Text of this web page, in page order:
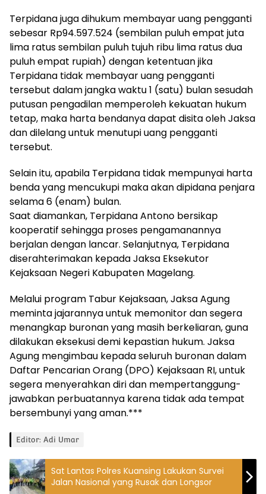
Terpidana juga dihukum membayar uang pengganti
sebesar Rp94.597.524 (sembilan puluh empat juta
lima ratus sembilan puluh tujuh ribu lima ratus dua
puluh empat rupiah) dengan ketentuan jika
Terpidana tidak membayar uang pengganti
tersebut dalam jangka waktu 1 (satu) bulan sesudah
putusan pengadilan memperoleh kekuatan hukum
tetap, maka harta bendanya dapat disita oleh Jaksa
dan dilelang untuk menutupi uang pengganti
tersebut.
Selain itu, apabila Terpidana tidak mempunyai harta
benda yang mencukupi maka akan dipidana penjara
selama 6 (enam) bulan.
Saat diamankan, Terpidana Antono bersikap
kooperatif sehingga proses pengamanannya
berjalan dengan lancar. Selanjutnya, Terpidana
diserahterimakan kepada Jaksa Eksekutor
Kejaksaan Negeri Kabupaten Magelang.
Melalui program Tabur Kejaksaan, Jaksa Agung
meminta jajarannya untuk memonitor dan segera
menangkap buronan yang masih berkeliaran, guna
dilakukan eksekusi demi kepastian hukum. Jaksa
Agung mengimbau kepada seluruh buronan dalam
Daftar Pencarian Orang (DPO) Kejaksaan RI, untuk
segera menyerahkan diri dan mempertanggung-
jawabkan perbuatannya karena tidak ada tempat
bersembunyi yang aman.***
Editor: Adi Umar
Sat Lantas Polres Kuansing Lakukan Survei
Jalan Nasional yang Rusak dan Longsor